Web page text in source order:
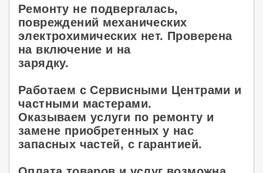
Ремонту не подвергалась,
повреждений механических
электрохимических нет. Проверена
на включение и на
зарядку.
Работаем с Сервисными Центрами и
частными мастерами.
Оказываем услуги по ремонту и
замене приобретенных у нас
запасных частей, с гарантией.